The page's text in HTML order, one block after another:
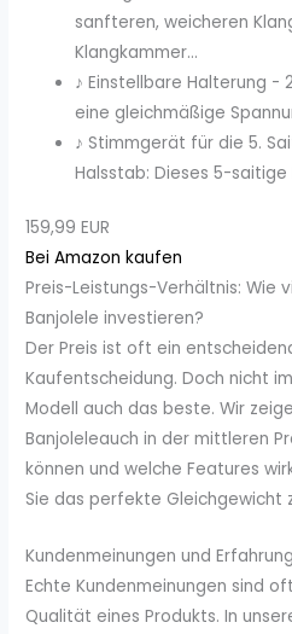
sanfteren, weicheren
Klangkammer...
♪ Einstellbare Halterung -
eine gleichmäßige
♪ Stimmgerät für die 5.
Halsstab: Dieses 5-
159,99 EUR
Bei Amazon kaufen
Preis-Leistungs-Verhältnis: Wie
Banjolele investieren?
Der Preis ist oft ein
Kaufentscheidung. Doch nicht
Modell auch das beste. Wir
Banjoleleauch in der mittleren
können und welche Features
Sie das perfekte Gleichgewicht
Kundenmeinungen und
Echte Kundenmeinungen sind
Qualität eines Produkts. In